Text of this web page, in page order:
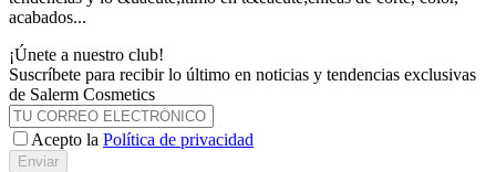
acabados...
¡Únete a nuestro club!
Suscríbete para recibir lo último en noticias y tendencias exclusivas
de Salerm Cosmetics
Acepto la Política de privacidad
Enviar